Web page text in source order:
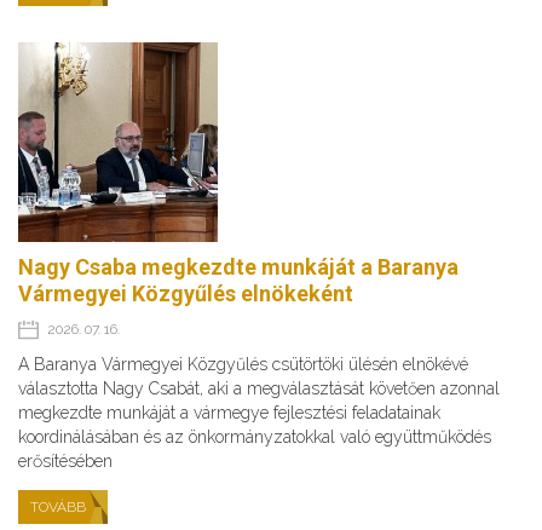
Nagy Csaba megkezdte munkáját a Baranya
Vármegyei Közgyűlés elnökeként
2026. 07. 16.
A Baranya Vármegyei Közgyűlés csütörtöki ülésén elnökévé
választotta Nagy Csabát, aki a megválasztását követően azonnal
megkezdte munkáját a vármegye fejlesztési feladatainak
koordinálásában és az önkormányzatokkal való együttműködés
erősítésében
TOVÁBB